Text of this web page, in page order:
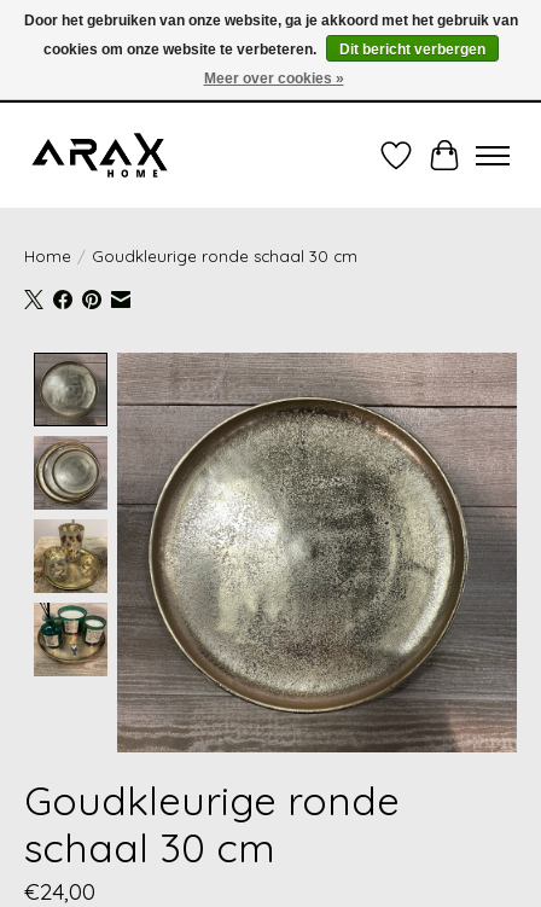
VERZENDING TUSSEN 1 en 3 WERKDAGEN - GRATIS VERZENDING VANAF 35,00€
(onder de 35,00€ = 3,95€ verzendkosten) OF OPHALEN IN DE WINKEL OOK
Verlanglijst
Home / Goudkleurige ronde schaal 30 cm
Product image slideshow Items
Goudkleurige ronde
schaal 30 cm
€24,00
Door het gebruiken van onze website, ga je akkoord met het gebruik van
cookies om onze website te verbeteren.
Dit bericht verbergen
Meer over cookies »